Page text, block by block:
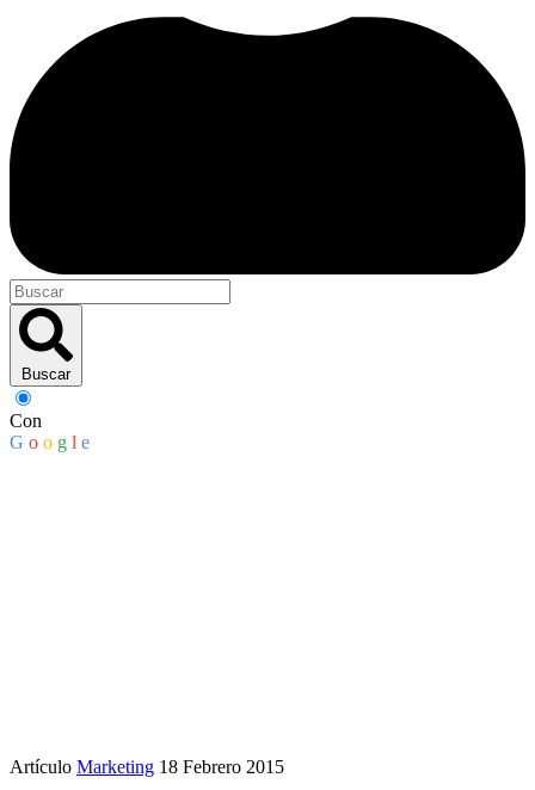
Buscar
Con
G o o g l e
Artículo Marketing 18 Febrero 2015